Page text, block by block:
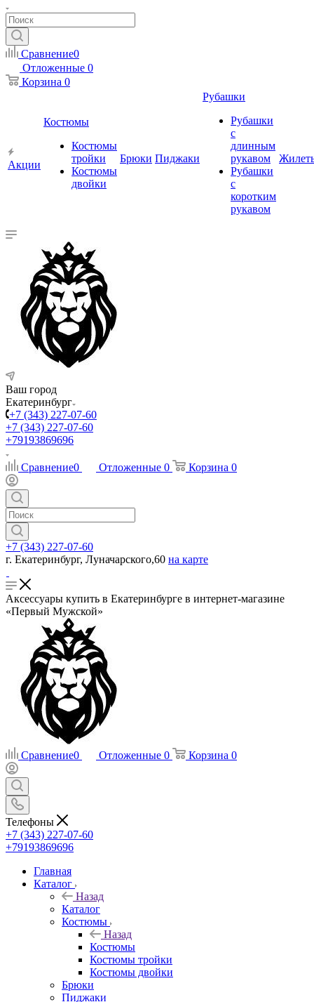
Сравнение0
Отложенные 0
Корзина 0
Акции
Костюмы
Костюмы
тройки
Костюмы
двойки
Брюки Пиджаки
Рубашки
Рубашки
с
длинным
рукавом
Рубашки
с
коротким
рукавом
Ваш город
Екатеринбург
+7 (343) 227-07-60
+7 (343) 227-07-60
+79193869696
Сравнение0 Отложенные 0 Корзина 0
+7 (343) 227-07-60
г. Екатеринбург, Луначарского,60 на карте
Аксессуары купить в Екатеринбурге в интернет-магазине
«Первый Мужской»
Сравнение0 Отложенные 0 Корзина 0
Телефоны
+7 (343) 227-07-60
+79193869696
Главная
Каталог
Назад
Каталог
Костюмы
Назад
Костюмы
Костюмы тройки
Костюмы двойки
Брюки
Пиджаки